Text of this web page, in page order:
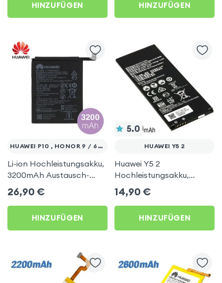
HINZUFÜGEN HINZUFÜGEN
HUAWEI P10 , HONOR 9 / 6C PRO
Li-ion Hochleistungsakku,
3200mAh Austausch-
Akku, Zweitakku für
Huawei P10, Honor 9
26,90 €
HINZUFÜGEN
5.0
HUAWEI Y5 2
Huawei Y5 2
Hochleistungsakku,
2200mAh Austausch-
Akku, ersetzt
HB4342A1RBC
14,90 €
HINZUFÜGEN